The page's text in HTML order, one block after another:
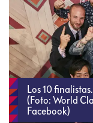
Los 10 finalistas.
(Foto: World
Facebook)